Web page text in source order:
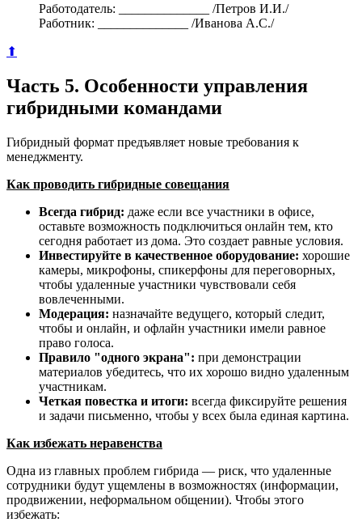
Работодатель: ______________ /Петров И.И./
Работник: ______________ /Иванова А.С./
⬆
Часть 5. Особенности управления
гибридными командами
Гибридный формат предъявляет новые требования к
менеджменту.
Как проводить гибридные совещания
Всегда гибрид: даже если все участники в офисе,
оставьте возможность подключиться онлайн тем, кто
сегодня работает из дома. Это создает равные условия.
Инвестируйте в качественное оборудование: хорошие
камеры, микрофоны, спикерфоны для переговорных,
чтобы удаленные участники чувствовали себя
вовлеченными.
Модерация: назначайте ведущего, который следит,
чтобы и онлайн, и офлайн участники имели равное
право голоса.
Правило "одного экрана": при демонстрации
материалов убедитесь, что их хорошо видно удаленным
участникам.
Четкая повестка и итоги: всегда фиксируйте решения
и задачи письменно, чтобы у всех была единая картина.
Как избежать неравенства
Одна из главных проблем гибрида — риск, что удаленные
сотрудники будут ущемлены в возможностях (информации,
продвижении, неформальном общении). Чтобы этого
избежать: